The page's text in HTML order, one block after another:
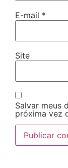
E-mail *
Site
Salvar meus
próxima vez